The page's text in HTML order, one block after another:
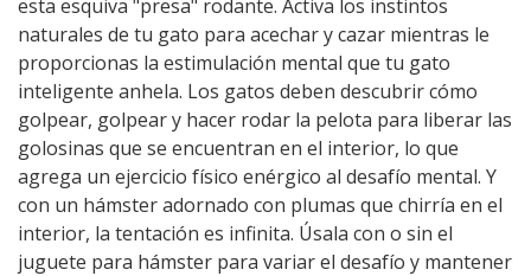
esta esquiva "presa" rodante. Activa los instintos
naturales de tu gato para acechar y cazar mientras le
proporcionas la estimulación mental que tu gato
inteligente anhela. Los gatos deben descubrir cómo
golpear, golpear y hacer rodar la pelota para liberar las
golosinas que se encuentran en el interior, lo que
agrega un ejercicio físico enérgico al desafío mental. Y
con un hámster adornado con plumas que chirría en el
interior, la tentación es infinita. Úsala con o sin el
juguete para hámster para variar el desafío y mantener